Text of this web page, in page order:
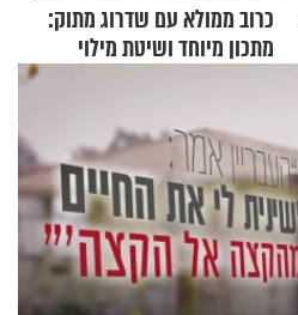
כרוב ממולא עם שדרוג מתוק:
מתכון מיוחד ושיטת מילוי